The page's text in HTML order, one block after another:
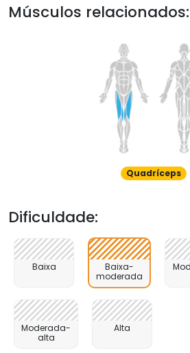
Músculos relacionados:
Quadríceps
Dificuldade:
Baixa
Baixa-
moderada
Moderada-
alta
Alta